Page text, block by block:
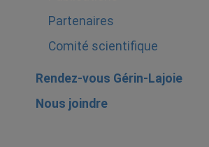
Partenaires
Comité scientifique
Rendez-vous Gérin-Lajoie
Nous joindre